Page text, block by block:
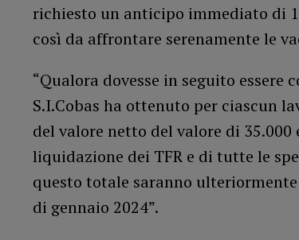
richiesto un anticipo immediato di
così da affrontare serenamente le
“Qualora dovesse in seguito essere
S.I.Cobas ha ottenuto per ciascun
del valore netto del valore di
liquidazione dei TFR e di tutte le
questo totale saranno
di gennaio 2024”.